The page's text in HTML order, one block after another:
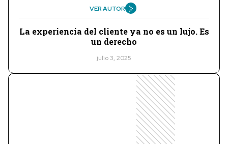
VER AUTOR
La experiencia del cliente ya no es un lujo. Es
un derecho
julio 3, 2025